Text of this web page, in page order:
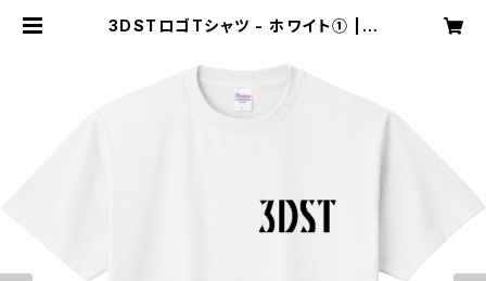
3DSTロゴTシャツ - ホワイト① | 3